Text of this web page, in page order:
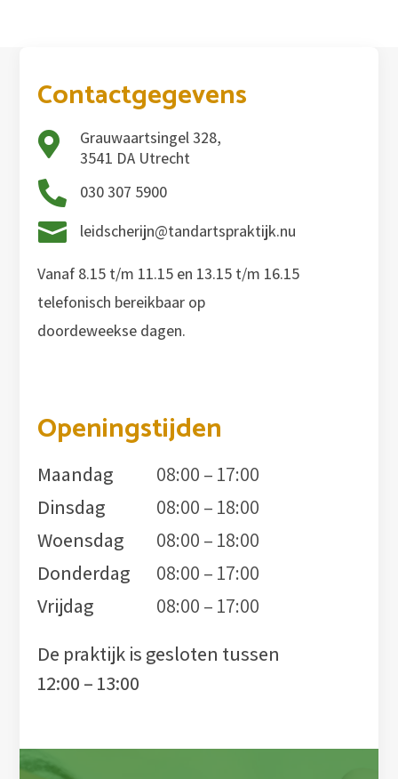
Contactgegevens

Grauwaartsingel 328,
3541 DA Utrecht
 030 307 5900
 leidscherijn@tandartspraktijk.nu
Vanaf 8.15 t/m 11.15 en 13.15 t/m 16.15
telefonisch bereikbaar op
doordeweekse dagen.
Openingstijden
Maandag
08:00 – 17:00
Dinsdag
08:00 – 18:00
Woensdag
08:00 – 18:00
Donderdag
08:00 – 17:00
Vrijdag
08:00 – 17:00
De praktijk is gesloten tussen
12:00 – 13:00